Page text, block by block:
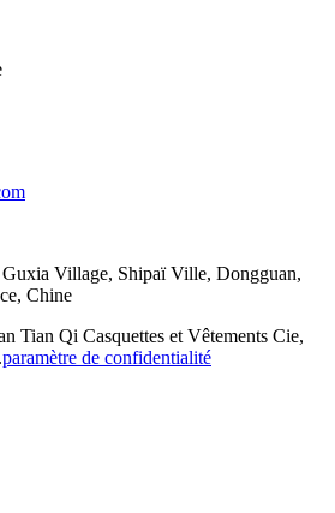
Village, Shipaï Ville, Dongguan,
Chine
Tian Qi Casquettes et Vêtements Cie,
paramètre de confidentialité